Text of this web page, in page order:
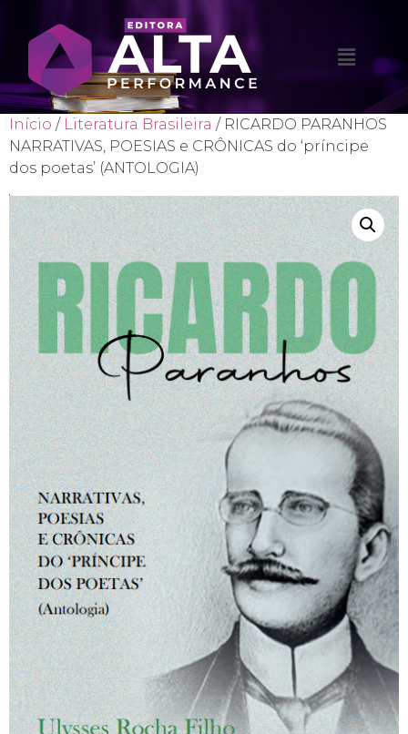
Início / Literatura Brasileira / RICARDO PARANHOS
NARRATIVAS, POESIAS e CRÔNICAS do ‘príncipe
dos poetas’ (ANTOLOGIA)